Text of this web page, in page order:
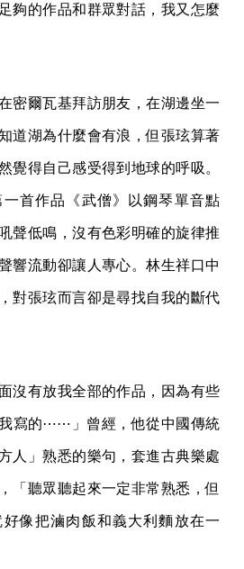
夠的作品和群眾對話，我又怎麼
密爾瓦基拜訪朋友，在湖邊坐一
道湖為什麼會有浪，但張玹算著
覺得自己感受得到地球的呼吸。
首作品《武僧》以鋼琴單音點
聲低鳴，沒有色彩明確的旋律推
響流動卻讓人專心。林生祥口中
對張玹而言卻是尋找自我的斷代
沒有放我全部的作品，因為有些
寫的⋯⋯」曾經，他從中國傳統
人」熟悉的樂句，套進古典樂處
「聽眾聽起來一定非常熟悉，但
像把滷肉飯和義大利麵放在一